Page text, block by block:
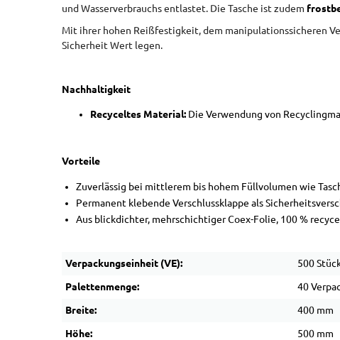
und Wasserverbrauchs entlastet. Die Tasche ist zudem
Mit ihrer hohen Reißfestigkeit, dem manipulationssicheren
Sicherheit Wert legen.
Nachhaltigkeit
Recyceltes Material: Die Verwendung von
Vorteile
Zuverlässig bei mittlerem bis hohem Füllvolumen wie
Permanent klebende Verschlussklappe als
Aus blickdichter, mehrschichtiger Coex-Folie, 100 %
Verpackungseinheit (VE): 500
Palettenmenge: 40
Breite: 400 mm
Höhe: 500 mm